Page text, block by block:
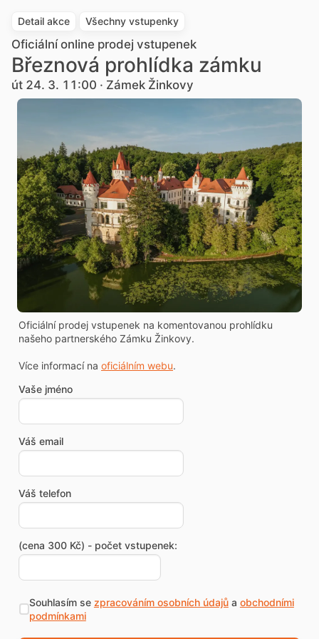
Detail akce Všechny vstupenky
Oficiální online prodej vstupenek
Březnová prohlídka zámku
út 24. 3. 11:00 · Zámek Žinkovy
Oficiální prodej vstupenek na komentovanou prohlídku
našeho partnerského Zámku Žinkovy.
Více informací na oficiálním webu.
Vaše jméno
Váš email
Váš telefon
(cena 300 Kč) - počet vstupenek:
Souhlasím se zpracováním osobních údajůa obchodními
podmínkami